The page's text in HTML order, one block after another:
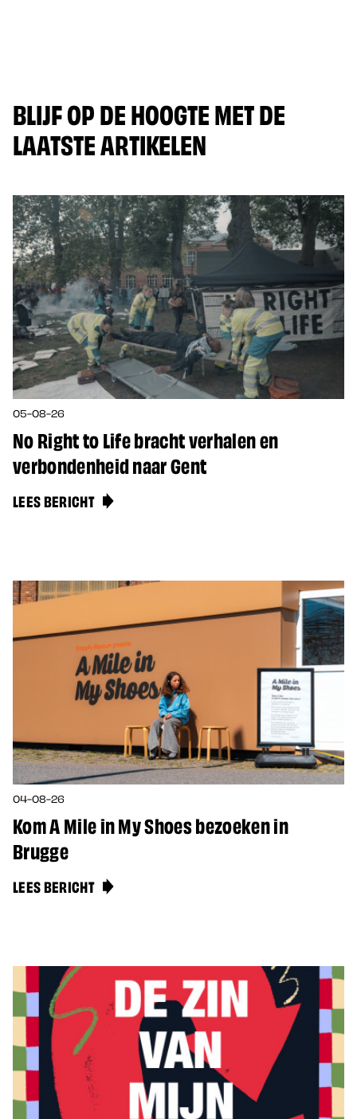
BLIJF OP DE HOOGTE MET DE
LAATSTE ARTIKELEN
05-08-26
No Right to Life bracht verhalen en
verbondenheid naar Gent
LEES BERICHT
04-08-26
Kom A Mile in My Shoes bezoeken in
Brugge
LEES BERICHT